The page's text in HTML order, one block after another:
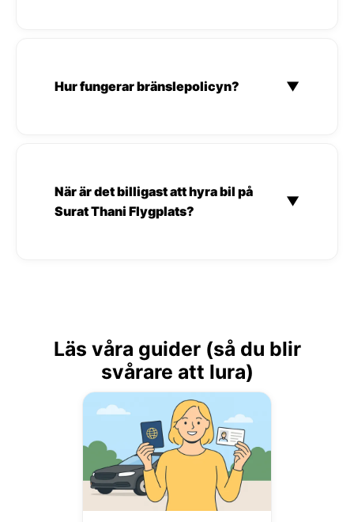
Hur fungerar bränslepolicyn? ▼
När är det billigast att hyra bil på
Surat Thani Flygplats?
▼
Läs våra guider (så du blir
svårare att lura)